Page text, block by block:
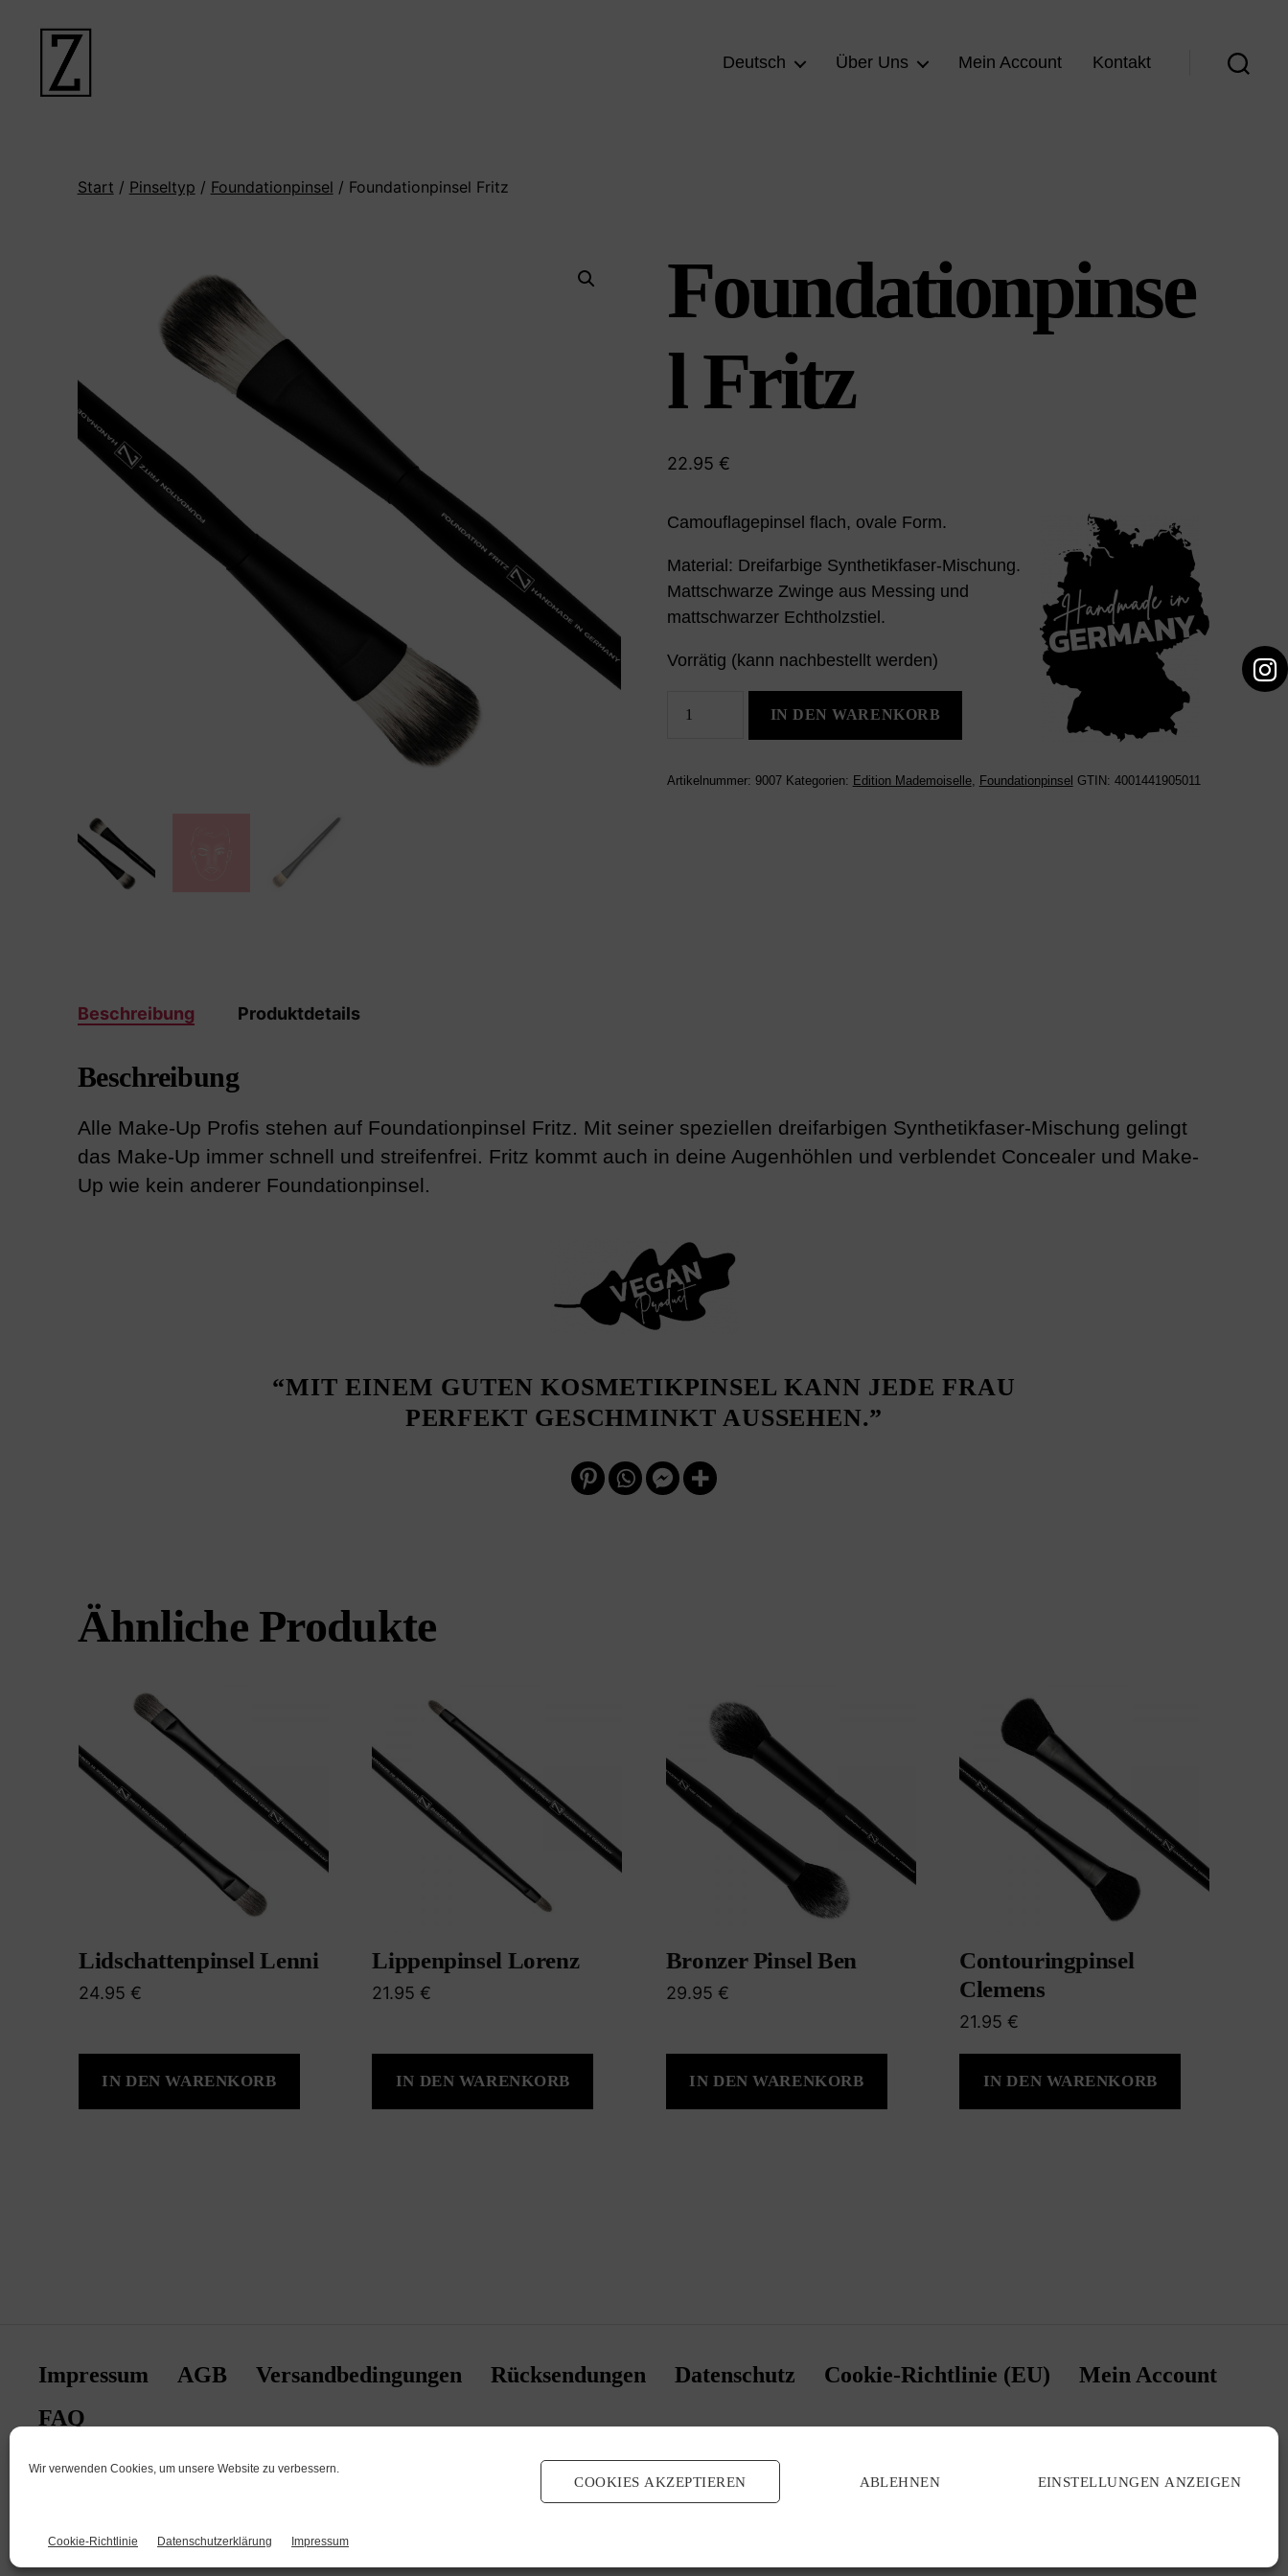
Wir verwenden Cookies, um unsere Website zu verbessern.
COOKIES AKZEPTIEREN ABLEHNEN EINSTELLUNGEN ANZEIGEN
Cookie-Richtlinie Datenschutzerklärung Impressum
Deutsch Über Uns Mein Account Kontakt
Start / Pinseltyp / Foundationpinsel / Foundationpinsel Fritz
Foundationpinse
l Fritz
22.95 €
Camouflagepinsel flach, ovale Form.
Material: Dreifarbige Synthetikfaser-Mischung.
Mattschwarze Zwinge aus Messing und
mattschwarzer Echtholzstiel.
Vorrätig (kann nachbestellt werden)
Fritz
IN DEN WARENKORB
Artikelnummer: 9007 Kategorien: Edition Mademoiselle, Foundationpinsel GTIN: 4001441905011
Beschreibung Produktdetails
Beschreibung
Alle Make-Up Profis stehen auf Foundationpinsel Fritz. Mit seiner speziellen dreifarbigen Synthetikfaser-Mischung gelingt
das Make-Up immer schnell und streifenfrei. Fritz kommt auch in deine Augenhöhlen und verblendet Concealer und Make-
Up wie kein anderer Foundationpinsel.
“MIT EINEM GUTEN KOSMETIKPINSEL KANN JEDE FRAU
PERFEKT GESCHMINKT AUSSEHEN.”
Ähnliche Produkte
Lidschattenpinsel Lenni
24.95 €
IN DEN WARENKORB
Lippenpinsel Lorenz
21.95€
IN DEN WARENKORB
Bronzer Pinsel Ben
29.95 €
IN DEN WARENKORB
Contouringpinsel
Clemens
21.95€
IN DEN WARENKORB
Impressum AGB Versandbedingungen Rücksendungen Datenschutz Cookie-Richtlinie (EU)
Mein Account
FAQ